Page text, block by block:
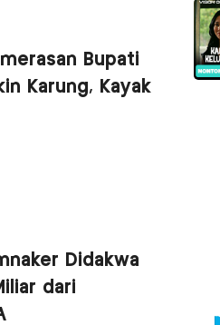
Bupati
Karung, Kayak
Didakwa
dari